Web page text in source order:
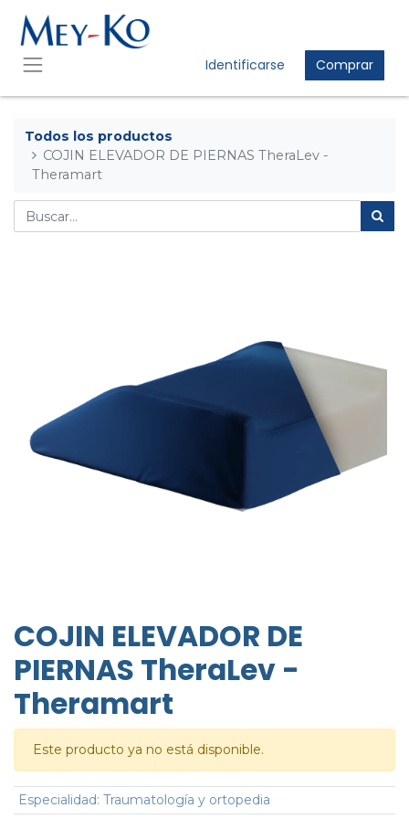
Identificarse Comprar
Todos los productos
COJIN ELEVADOR DE PIERNAS TheraLev -
Theramart
COJIN ELEVADOR DE
PIERNAS TheraLev -
Theramart
Este producto ya no está disponible.
Especialidad: Traumatología y ortopedia